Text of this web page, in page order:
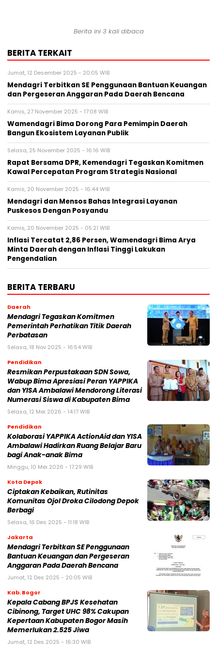
Berita ini 3 kali dibaca
BERITA TERKAIT
Jumat, 12 Desember 2025 - 20:05 WIB
Mendagri Terbitkan SE Penggunaan Bantuan Keuangan
dan Pergeseran Anggaran Pada Daerah Bencana
Kamis, 27 November 2025 - 17:08 WIB
Wamendagri Bima Dorong Para Pemimpin Daerah
Bangun Ekosistem Layanan Publik
Selasa, 25 November 2025 - 16:16 WIB
Rapat Bersama DPR, Kemendagri Tegaskan Komitmen
Kawal Percepatan Program Strategis Nasional
Kamis, 20 November 2025 - 16:44 WIB
Mendagri dan Mensos Bahas Integrasi Layanan
Puskesos Dengan Posyandu
Kamis, 20 November 2025 - 05:21 WIB
Inflasi Tercatat 2,86 Persen, Wamendagri Bima Arya
Minta Daerah dengan Inflasi Tinggi Lakukan
Pengendalian
BERITA TERBARU
Daerah
Mendagri Tegaskan Komitmen
Pemerintah Perhatikan Titik Daerah
Perbatasan
Selasa, 18 Nov 2025 - 16:54 WIB
Pendidikan
Resmikan Perpustakaan SDN Sowa,
Wabup Bima Apresiasi Peran YAPPIKA
dan YISA Ambalawi Mendorong Literasi
Numerasi Siswa di Kabupaten Bima
Selasa, 12 Mei 2026 - 14:17 WIB
Pendidikan
Kolaborasi YAPPIKA ActionAid dan YISA
Ambalawi Hadirkan Ruang Belajar Baru
bagi Anak-anak Bima
Minggu, 10 Mei 2026 - 17:29 WIB
Kota Depok
Ciptakan Kebaikan, Rutinitas
Komunitas Ojol Droka Cilodong Depok
Berbagi
Selasa, 16 Des 2025 - 11:18 WIB
Jakarta
Mendagri Terbitkan SE Penggunaan
Bantuan Keuangan dan Pergeseran
Anggaran Pada Daerah Bencana
Jumat, 12 Des 2025 - 20:05 WIB
Kab. Bogor
Kepala Cabang BPJS Kesehatan
Cibinong, Target UHC 98% Cakupan
Kepertaan Kabupaten Bogor Masih
Memerlukan 2.525 Jiwa
Jumat, 12 Des 2025 - 16:30 WIB